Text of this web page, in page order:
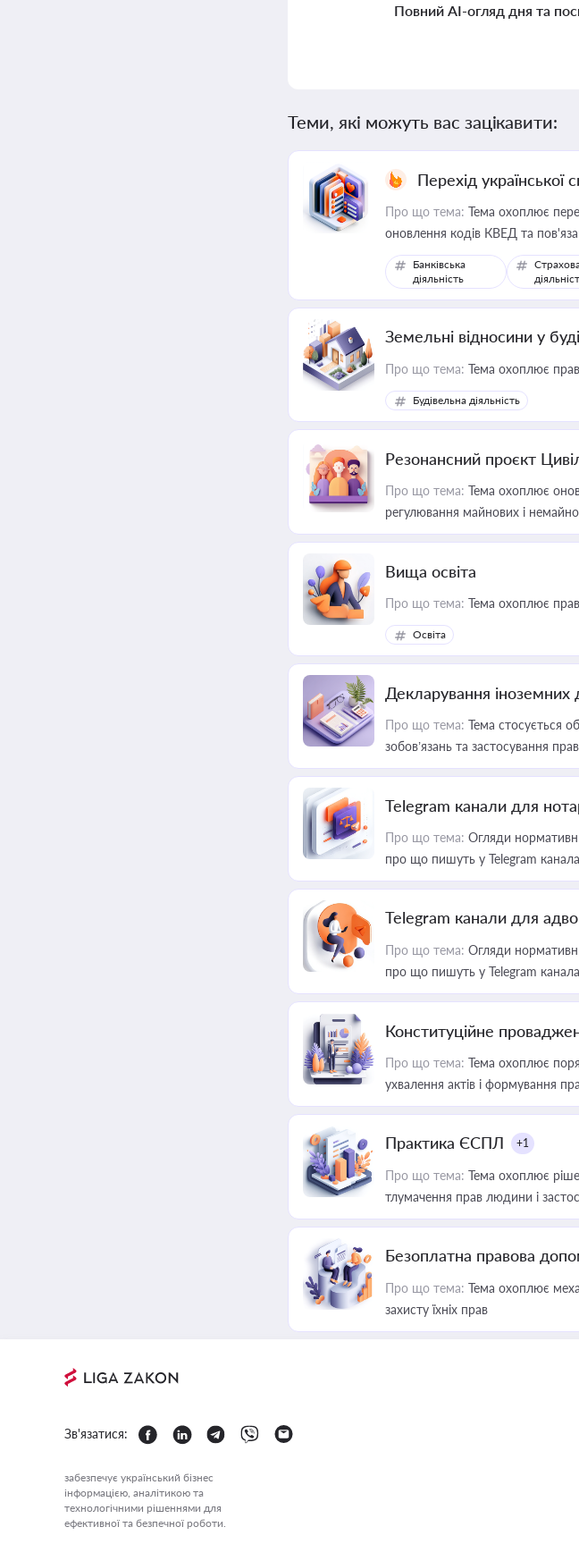
Повний AI-огляд дня та
Теми, які можуть вас зацікавити:
Перехід
Про що тема: Тема охоплює
оновлення кодів КВЕД та
Банківська
діяльність
Земельні відносини у
Про що тема: Тема охоплює
Будівельна діяльність
Резонансний проєкт
Про що тема: Тема охоплює
регулювання майнових і
Вища освіта
Про що тема: Тема охоплює
Освіта
Декларування іноземних
Про що тема: Тема стосується
зобов’язань та застосування
Telegram канали для
Про що тема: Огляди
про що пишуть у Telegram
Telegram канали для
Про що тема: Огляди
про що пишуть у Telegram
Конституційне
Про що тема: Тема охоплює
ухвалення актів і формування
Практика ЄСПЛ +1
Про що тема: Тема охоплює
тлумачення прав людини і
Безоплатна правова
Про що тема: Тема охоплює
захисту їхніх прав
Зв'язатися:
забезпечує український бізнес
інформацією, аналітикою та
технологічними рішеннями для
ефективної та безпечної роботи.